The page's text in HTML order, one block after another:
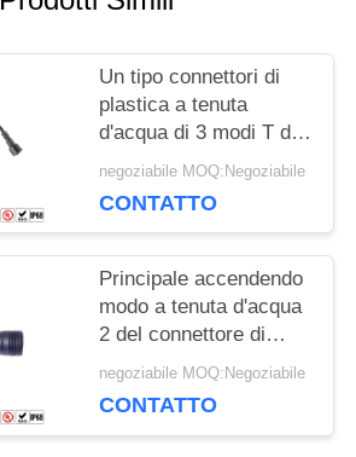
Un tipo connettori di
plastica a tenuta
d'acqua di 3 modi T del
cavo elettrico del
separatore
negoziabile MOQ:Negoziabile
CONTATTO
Principale accendendo
modo a tenuta d'acqua
2 del connettore di
cavo della vite 3 3 un
negoziabile MOQ:Negoziabile
CONTATTO